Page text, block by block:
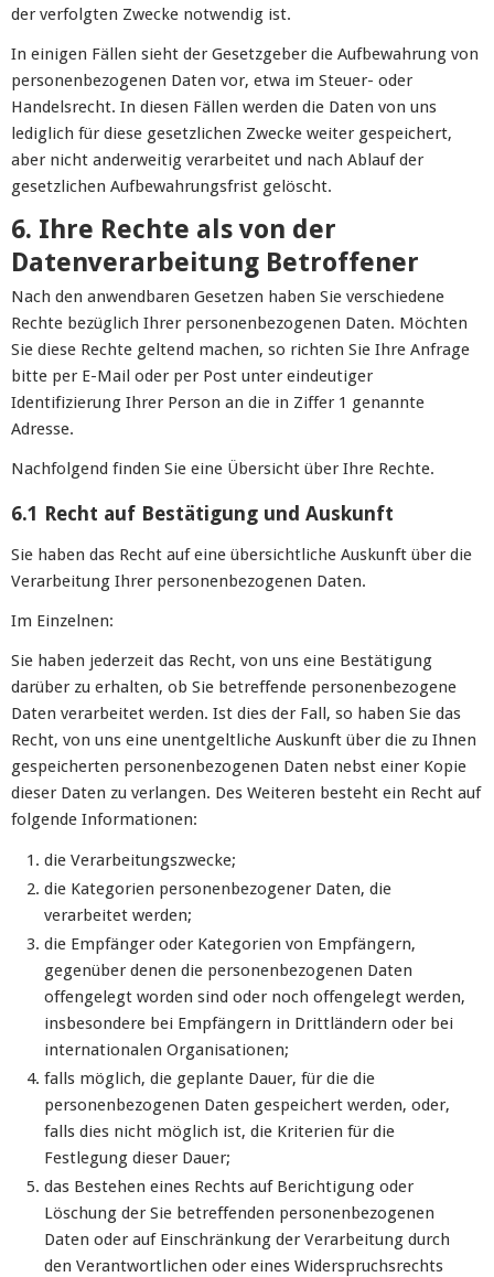
der verfolgten Zwecke notwendig ist.
In einigen Fällen sieht der Gesetzgeber die Aufbewahrung von
personenbezogenen Daten vor, etwa im Steuer- oder
Handelsrecht. In diesen Fällen werden die Daten von uns
lediglich für diese gesetzlichen Zwecke weiter gespeichert,
aber nicht anderweitig verarbeitet und nach Ablauf der
gesetzlichen Aufbewahrungsfrist gelöscht.
6. Ihre Rechte als von der
Datenverarbeitung Betroffener
Nach den anwendbaren Gesetzen haben Sie verschiedene
Rechte bezüglich Ihrer personenbezogenen Daten. Möchten
Sie diese Rechte geltend machen, so richten Sie Ihre Anfrage
bitte per E-Mail oder per Post unter eindeutiger
Identifizierung Ihrer Person an die in Ziffer 1 genannte
Adresse.
Nachfolgend finden Sie eine Übersicht über Ihre Rechte.
6.1 Recht auf Bestätigung und Auskunft
Sie haben das Recht auf eine übersichtliche Auskunft über die
Verarbeitung Ihrer personenbezogenen Daten.
Im Einzelnen:
Sie haben jederzeit das Recht, von uns eine Bestätigung
darüber zu erhalten, ob Sie betreffende personenbezogene
Daten verarbeitet werden. Ist dies der Fall, so haben Sie das
Recht, von uns eine unentgeltliche Auskunft über die zu Ihnen
gespeicherten personenbezogenen Daten nebst einer Kopie
dieser Daten zu verlangen. Des Weiteren besteht ein Recht auf
folgende Informationen:
die Verarbeitungszwecke;
die Kategorien personenbezogener Daten, die
verarbeitet werden;
die Empfänger oder Kategorien von Empfängern,
gegenüber denen die personenbezogenen Daten
offengelegt worden sind oder noch offengelegt werden,
insbesondere bei Empfängern in Drittländern oder bei
internationalen Organisationen;
falls möglich, die geplante Dauer, für die die
personenbezogenen Daten gespeichert werden, oder,
falls dies nicht möglich ist, die Kriterien für die
Festlegung dieser Dauer;
das Bestehen eines Rechts auf Berichtigung oder
Löschung der Sie betreffenden personenbezogenen
Daten oder auf Einschränkung der Verarbeitung durch
den Verantwortlichen oder eines Widerspruchsrechts